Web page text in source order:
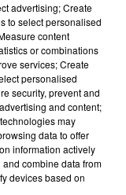
mettre en
advertising; Create
to select personalised
content
or combinations
services; Create
personalised
security, prevent and
and content;
may
data to offer
information actively
combine data from
devices based on